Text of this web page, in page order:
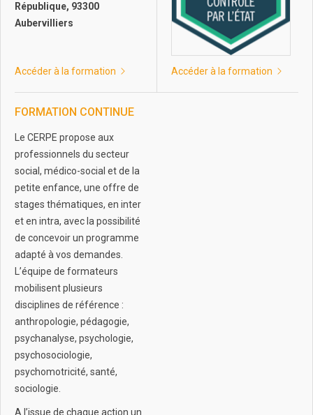
République, 93300
Aubervilliers
Accéder à la formation Accéder à la formation
FORMATION CONTINUE
Le CERPE propose aux
professionnels du secteur
social, médico-social et de la
petite enfance, une offre de
stages thématiques, en inter
et en intra, avec la possibilité
de concevoir un programme
adapté à vos demandes.
L’équipe de formateurs
mobilisent plusieurs
disciplines de référence :
anthropologie, pédagogie,
psychanalyse, psychologie,
psychosociologie,
psychomotricité, santé,
sociologie.
A l’issue de chaque action un